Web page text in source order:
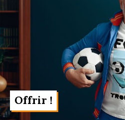
Offrir !